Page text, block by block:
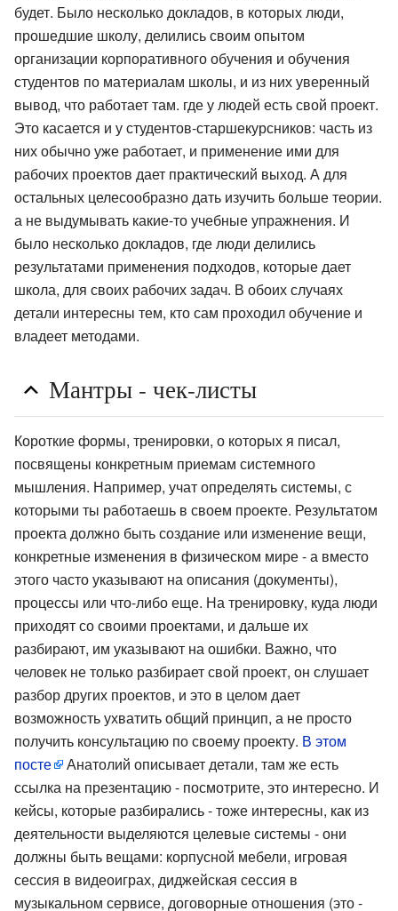
будет. Было несколько докладов, в которых люди,
прошедшие школу, делились своим опытом
организации корпоративного обучения и обучения
студентов по материалам школы, и из них уверенный
вывод, что работает там. где у людей есть свой проект.
Это касается и у студентов-старшекурсников: часть из
них обычно уже работает, и применение ими для
рабочих проектов дает практический выход. А для
остальных целесообразно дать изучить больше теории.
а не выдумывать какие-то учебные упражнения. И
было несколько докладов, где люди делились
результатами применения подходов, которые дает
школа, для своих рабочих задач. В обоих случаях
детали интересны тем, кто сам проходил обучение и
владеет методами.
Мантры - чек-листы
Короткие формы, тренировки, о которых я писал,
посвящены конкретным приемам системного
мышления. Например, учат определять системы, с
которыми ты работаешь в своем проекте. Результатом
проекта должно быть создание или изменение вещи,
конкретные изменения в физическом мире - а вместо
этого часто указывают на описания (документы),
процессы или что-либо еще. На тренировку, куда люди
приходят со своими проектами, и дальше их
разбирают, им указывают на ошибки. Важно, что
человек не только разбирает свой проект, он слушает
разбор других проектов, и это в целом дает
возможность ухватить общий принцип, а не просто
получить консультацию по своему проекту. В этом
посте
Анатолий описывает детали, там же есть
ссылка на презентацию - посмотрите, это интересно. И
кейсы, которые разбирались - тоже интересны, как из
деятельности выделяются целевые системы - они
должны быть вещами: корпусной мебели, игровая
сессия в видеоиграх, диджейская сессия в
музыкальном сервисе, договорные отношения (это -